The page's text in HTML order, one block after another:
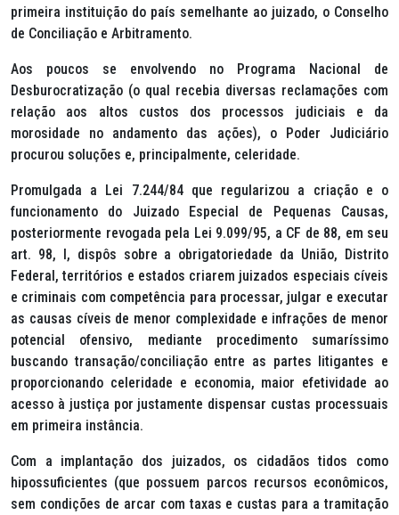
primeira instituição do país semelhante ao juizado, o Conselho
de Conciliação e Arbitramento.
Aos poucos se envolvendo no Programa Nacional de
Desburocratização (o qual recebia diversas reclamações com
relação aos altos custos dos processos judiciais e da
morosidade no andamento das ações), o Poder Judiciário
procurou soluções e, principalmente, celeridade.
Promulgada a Lei 7.244/84 que regularizou a criação e o
funcionamento do Juizado Especial de Pequenas Causas,
posteriormente revogada pela Lei 9.099/95, a CF de 88, em seu
art. 98, I, dispôs sobre a obrigatoriedade da União, Distrito
Federal, territórios e estados criarem juizados especiais cíveis
e criminais com competência para processar, julgar e executar
as causas cíveis de menor complexidade e infrações de menor
potencial ofensivo, mediante procedimento sumaríssimo
buscando transação/conciliação entre as partes litigantes e
proporcionando celeridade e economia, maior efetividade ao
acesso à justiça por justamente dispensar custas processuais
em primeira instância.
Com a implantação dos juizados, os cidadãos tidos como
hipossuficientes (que possuem parcos recursos econômicos,
sem condições de arcar com taxas e custas para a tramitação